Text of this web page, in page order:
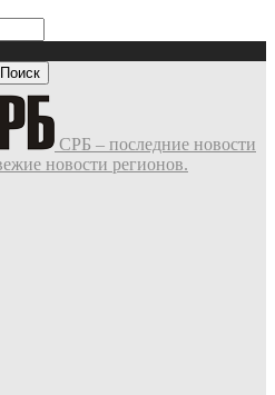
СРБ – последние новости
новости регионов.